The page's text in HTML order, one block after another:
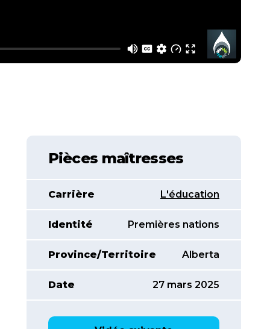
Pièces maîtresses
Carrière L'éducation
Identité Premières nations
Province/Territoire Alberta
Date 27 mars 2025